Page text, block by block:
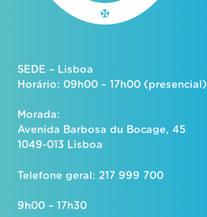
SEDE – Lisboa
Horário: 09h00 – 17h00 (presencial)
Morada:
Avenida Barbosa du Bocage, 45
1049-013 Lisboa
Telefone geral: 217 999 700
9h00 – 17h30